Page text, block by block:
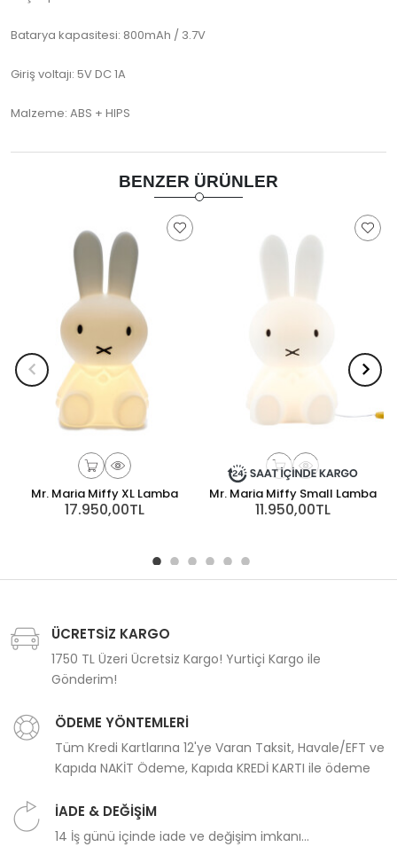
Batarya kapasitesi: 800mAh / 3.7V
Giriş voltajı: 5V DC 1A
Malzeme: ABS + HIPS
BENZER ÜRÜNLER
Mr. Maria Miffy XL Lamba
17.950,00TL
Mr. Maria Miffy Small Lamba
11.950,00TL
ÜCRETSİZ KARGO
1750 TL Üzeri Ücretsiz Kargo! Yurtiçi Kargo ile
Gönderim!
ÖDEME YÖNTEMLERİ
Tüm Kredi Kartlarına 12'ye Varan Taksit, Havale/EFT ve
Kapıda NAKİT Ödeme, Kapıda KREDİ KARTI ile ödeme
İADE & DEĞİŞİM
14 İş günü içinde iade ve değişim imkanı...